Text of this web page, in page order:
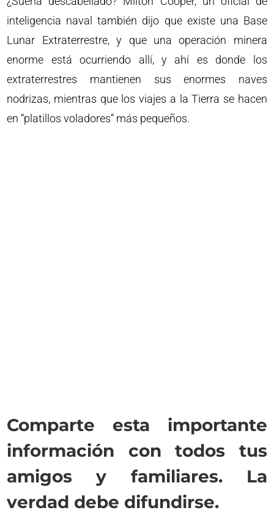
inteligencia naval también dijo que existe una Base
Lunar Extraterrestre, y que una operación minera
enorme está ocurriendo allí, y ahí es donde los
extraterrestres mantienen sus enormes naves
nodrizas, mientras que los viajes a la Tierra se hacen
en “platillos voladores” más pequeños.
Comparte esta importante
información con todos tus
amigos y familiares. La
verdad debe difundirse.